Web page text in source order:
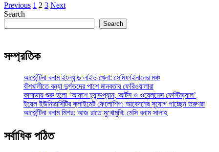
Posts
pagination
Previous 1 2 3 Next
Search
Search
সম্প্রতিক
আর্জেন্টিনা বনাম ইংল্যান্ড লাইভ খেলা: সেমিফাইনালের মঞ্চ
বাঁশখালীতে বন্যা দুর্গতদের পাশে মানবতার ফেরিওয়ালারা
কানাডায় শুরু হলো ‘আকাশ হ্যান্ডপ্যান, আর্টস ও ওয়েলনেস ফেস্টিভ্যাল’
ইয়েল ইউনিভার্সিটির ক্লাইমেট ফেলোশিপ: আবেদনের সুযোগ পাচ্ছেন তরুণরা
আর্জেন্টিনা বনাম মিশর: আজ রাতে মুখোমুখি: মেসি বনাম সালাহ
সর্বাধিক পঠিত